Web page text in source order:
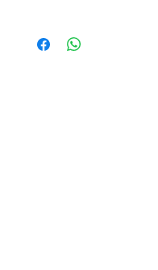
Spessore schiuma : 11 cm